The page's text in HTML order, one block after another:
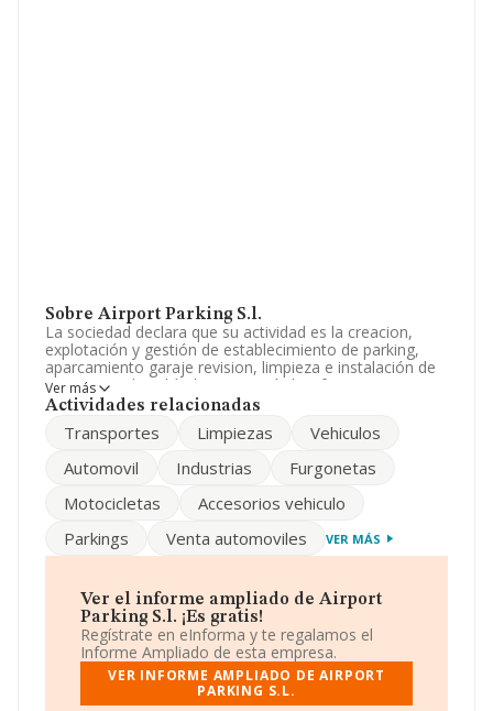
Sobre Airport Parking S.l.
La sociedad declara que su actividad es la creacion,
explotación y gestión de establecimiento de parking,
aparcamiento garaje revision, limpieza e instalación de
accesorios de vehículos, automóviles, furgonetas y
motocicletas venta y despacho de carburante, as. La
Sociedad Limitada. Tiene CNAE: 7711 - 'Alquiler de
no tiene actividad en mercados exteriores.
El número de empleados ha disminuido un 64% y según
número de empleados ha estado por encima de la
media de sector.
Puedes visitar su sitio web:www.airport-park.com
La empresaAirport Parking S.L, NIF B29592706, se
encuentra en Calle Alcalde Garcia Asensio Pol Industrial
núm. 3, (29006), en el municipio de Málaga, Andalucía.
En base a la información de la que dispone INFORMA
Ver más
Actividades relacionadas
Transportes Limpiezas
Vehiculos
Automovil
Industrias
Furgonetas
Motocicletas
Accesorios vehiculo
Parkings
Venta automoviles VER MÁS
Ver el informe ampliado de Airport
Parking S.l. ¡Es gratis!
Regístrate en eInforma y te regalamos el
Informe Ampliado de esta empresa.
VER INFORME AMPLIADO DE AIRPORT
PARKING S.L.